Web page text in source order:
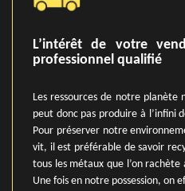
L’intérêt de votre
professionnel qualifié
Les ressources de notre planète
peut donc pas produire à l’infini
Pour préserver notre
vit, il est préférable de savoir
tous les métaux que l’on rachète
Une fois en notre possession, on